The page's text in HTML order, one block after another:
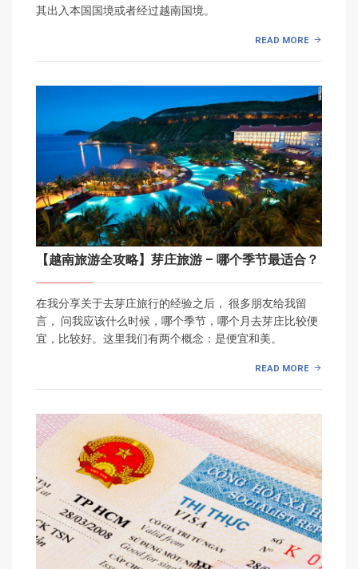
其出入本国国境或者经过越南国境。
READ MORE
【越南旅游全攻略】芽庄旅游 – 哪个季节最适合？
在我分享关于去芽庄旅行的经验之后， 很多朋友给我留
言， 问我应该什么时候，哪个季节，哪个月去芽庄比较便
宜，比较好。这里我们有两个概念：是便宜和美。
READ MORE